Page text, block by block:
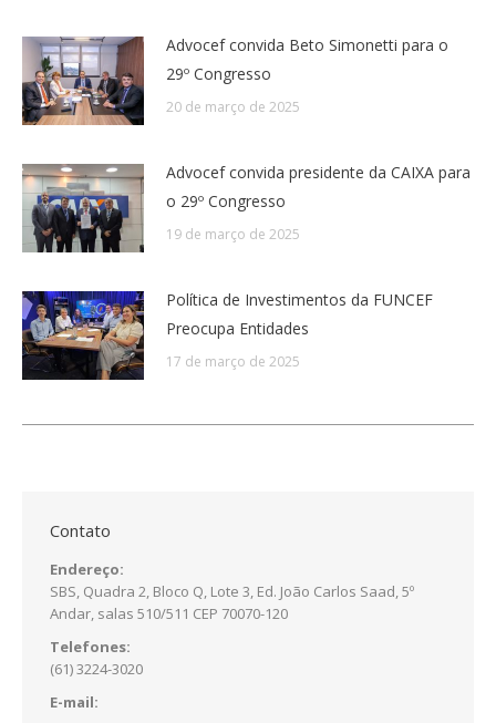
Advocef convida Beto Simonetti para o
29º Congresso
20 de março de 2025
Advocef convida presidente da CAIXA para
o 29º Congresso
19 de março de 2025
Política de Investimentos da FUNCEF
Preocupa Entidades
17 de março de 2025
Contato
Endereço:
SBS, Quadra 2, Bloco Q, Lote 3, Ed. João Carlos Saad, 5º
Andar, salas 510/511 CEP 70070-120
Telefones:
(61) 3224-3020
E-mail: